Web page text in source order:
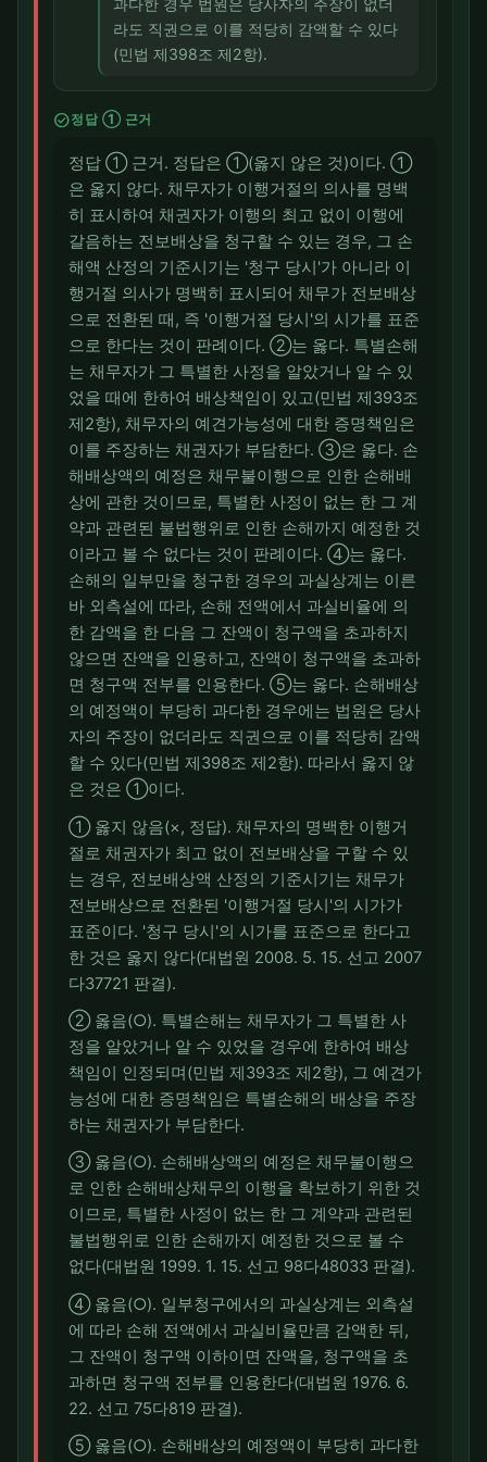
과다한 경우 법원은 당사자의 주장이 없더
라도 직권으로 이를 적당히 감액할 수 있다
(민법 제398조 제2항).
check_circle정답 ① 근거
정답 ① 근거. 정답은 ①(옳지 않은 것)이다. ①
은 옳지 않다. 채무자가 이행거절의 의사를 명백
히 표시하여 채권자가 이행의 최고 없이 이행에
갈음하는 전보배상을 청구할 수 있는 경우, 그 손
해액 산정의 기준시기는 '청구 당시'가 아니라 이
행거절 의사가 명백히 표시되어 채무가 전보배상
으로 전환된 때, 즉 '이행거절 당시'의 시가를 표준
으로 한다는 것이 판례이다. ②는 옳다. 특별손해
는 채무자가 그 특별한 사정을 알았거나 알 수 있
었을 때에 한하여 배상책임이 있고(민법 제393조
제2항), 채무자의 예견가능성에 대한 증명책임은
이를 주장하는 채권자가 부담한다. ③은 옳다. 손
해배상액의 예정은 채무불이행으로 인한 손해배
상에 관한 것이므로, 특별한 사정이 없는 한 그 계
약과 관련된 불법행위로 인한 손해까지 예정한 것
이라고 볼 수 없다는 것이 판례이다. ④는 옳다.
손해의 일부만을 청구한 경우의 과실상계는 이른
바 외측설에 따라, 손해 전액에서 과실비율에 의
한 감액을 한 다음 그 잔액이 청구액을 초과하지
않으면 잔액을 인용하고, 잔액이 청구액을 초과하
면 청구액 전부를 인용한다. ⑤는 옳다. 손해배상
의 예정액이 부당히 과다한 경우에는 법원은 당사
자의 주장이 없더라도 직권으로 이를 적당히 감액
할 수 있다(민법 제398조 제2항). 따라서 옳지 않
은 것은 ①이다.
① 옳지 않음(×, 정답). 채무자의 명백한 이행거
절로 채권자가 최고 없이 전보배상을 구할 수 있
는 경우, 전보배상액 산정의 기준시기는 채무가
전보배상으로 전환된 '이행거절 당시'의 시가가
표준이다. '청구 당시'의 시가를 표준으로 한다고
한 것은 옳지 않다(대법원 2008. 5. 15. 선고 2007
다37721 판결).
② 옳음(○). 특별손해는 채무자가 그 특별한 사
정을 알았거나 알 수 있었을 경우에 한하여 배상
책임이 인정되며(민법 제393조 제2항), 그 예견가
능성에 대한 증명책임은 특별손해의 배상을 주장
하는 채권자가 부담한다.
③ 옳음(○). 손해배상액의 예정은 채무불이행으
로 인한 손해배상채무의 이행을 확보하기 위한 것
이므로, 특별한 사정이 없는 한 그 계약과 관련된
불법행위로 인한 손해까지 예정한 것으로 볼 수
없다(대법원 1999. 1. 15. 선고 98다48033 판결).
④ 옳음(○). 일부청구에서의 과실상계는 외측설
에 따라 손해 전액에서 과실비율만큼 감액한 뒤,
그 잔액이 청구액 이하이면 잔액을, 청구액을 초
과하면 청구액 전부를 인용한다(대법원 1976. 6.
22. 선고 75다819 판결).
⑤ 옳음(○). 손해배상의 예정액이 부당히 과다한